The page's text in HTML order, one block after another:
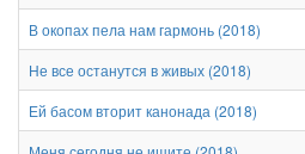
В окопах пела нам гармонь (2018)
Не все останутся в живых (2018)
Ей басом вторит канонада (2018)